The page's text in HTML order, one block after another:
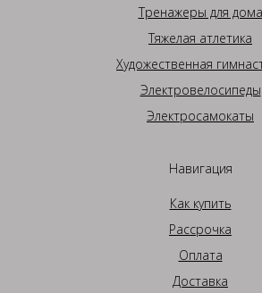
Тренажеры для дома
Тяжелая атлетика
Художественная
Электровелосипеды
Электросамокаты
Навигация
Как купить
Рассрочка
Оплата
Доставка